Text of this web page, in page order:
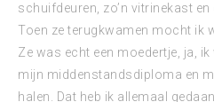
schuifdeuren, zo’n vitrinekast en
Toen ze terugkwamen mocht ik
Ze was echt een moedertje, ja,
mijn middenstandsdiploma en
halen. Dat heb ik allemaal